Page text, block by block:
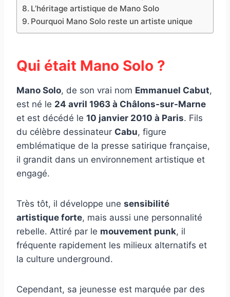
L’héritage artistique de Mano Solo
Pourquoi Mano Solo reste un artiste unique
Qui était Mano Solo ?
Mano Solo, de son vrai nom Emmanuel Cabut,
est né le 24 avril 1963 à Châlons-sur-Marne
et est décédé le 10 janvier 2010 à Paris. Fils
du célèbre dessinateur Cabu, figure
emblématique de la presse satirique française,
il grandit dans un environnement artistique et
engagé.
Très tôt, il développe une sensibilité
artistique forte, mais aussi une personnalité
rebelle. Attiré par le mouvement punk, il
fréquente rapidement les milieux alternatifs et
la culture underground.
Cependant, sa jeunesse est marquée par des